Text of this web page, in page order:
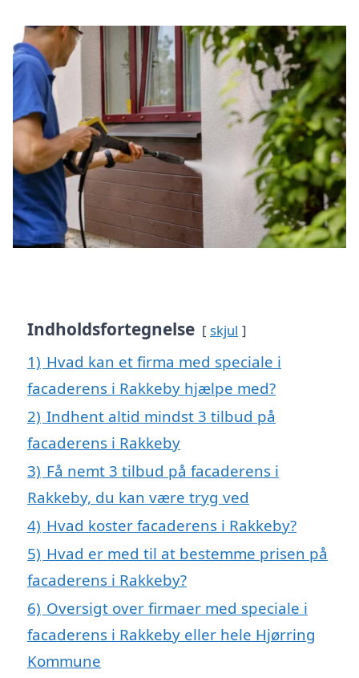
Indholdsfortegnelse skjul
1) Hvad kan et firma med speciale i
facaderens i Rakkeby hjælpe med?
2) Indhent altid mindst 3 tilbud på
facaderens i Rakkeby
3) Få nemt 3 tilbud på facaderens i
Rakkeby, du kan være tryg ved
4) Hvad koster facaderens i Rakkeby?
5) Hvad er med til at bestemme prisen på
facaderens i Rakkeby?
6) Oversigt over firmaer med speciale i
facaderens i Rakkeby eller hele Hjørring
Kommune